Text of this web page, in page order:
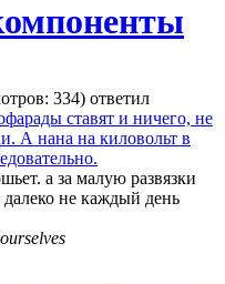
334) ответил
ставят и ничего, не
А нана на киловольт в
а за малую развязки
далеко не каждый день